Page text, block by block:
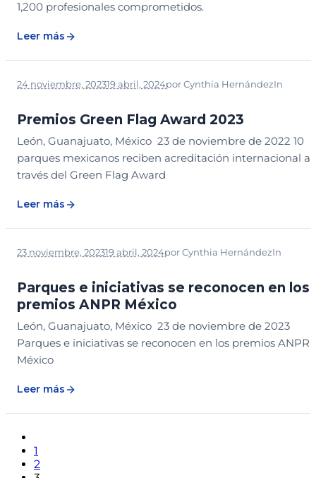
1,200 profesionales comprometidos.
Leer más
24 noviembre, 202319 abril, 2024porCynthia HernándezIn
Premios Green Flag Award 2023
León, Guanajuato, México 23 de noviembre de 2022 10
parques mexicanos reciben acreditación internacional a
través del Green Flag Award
Leer más
23 noviembre, 202319 abril, 2024porCynthia HernándezIn
Parques e iniciativas se reconocen en los
premios ANPR México
León, Guanajuato, México 23 de noviembre de 2023
Parques e iniciativas se reconocen en los premios ANPR
México
Leer más
1
2